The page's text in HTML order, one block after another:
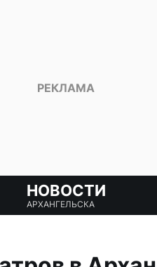
НОВОСТИ
АРХАНГЕЛЬСКА